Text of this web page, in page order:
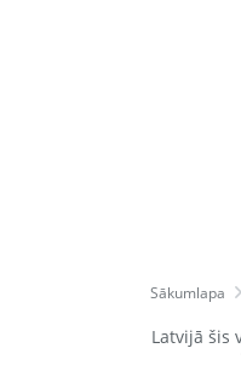
Sākumlapa
Latvijā šis